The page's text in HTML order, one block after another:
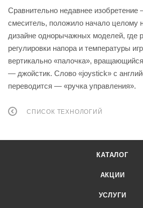
Сравнительно недавнее
смеситель, положило начало целому
дизайне однорычажных моделей, где
регулировки напора и температуры
вертикально «палочка»,
— джойстик. Слово «joystick» с
переводится — «ручка управления».
СПИСОК ТЕХНОЛОГИЙ
КАТАЛОГ
АКЦИИ
УСЛУГИ